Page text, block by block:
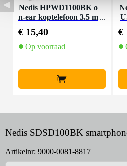
Nedis HPWD1100BK o
n-ear koptelefoon 3.5 m
€ 15,40
Op voorraad
+
€
Nedis SDSD100BK
Artikelnr: 9000-0081-8817